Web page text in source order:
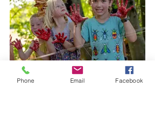
Phone Email Facebook